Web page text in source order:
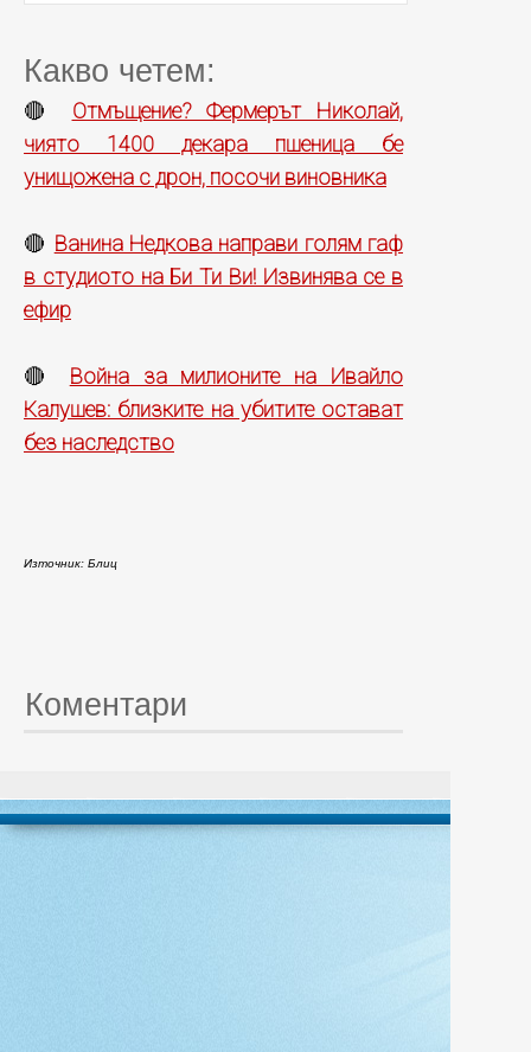
Какво четем:
🔴 Отмъщение? Фермерът Николай,
чиято 1400 декара пшеница бе
унищожена с дрон, посочи виновника
🔴 Ванина Недкова направи голям гаф
в студиото на Би Ти Ви! Извинява се в
ефир
🔴 Война за милионите на Ивайло
Калушев: близките на убитите остават
без наследство
Източник: Блиц
Коментари